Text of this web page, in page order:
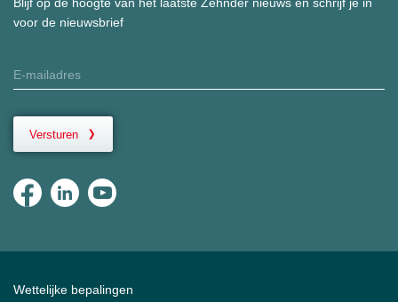
Blijf op de hoogte van het laatste Zehnder nieuws en schrijf je in
voor de nieuwsbrief
Versturen
Wettelijke bepalingen